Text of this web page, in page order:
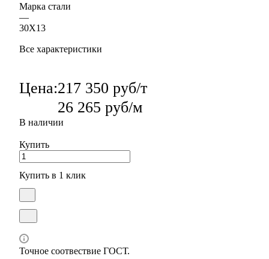
Марка стали
—
30Х13
Все характеристики
Цена:217 350 руб/т
26 265 руб/м
В наличии
Купить
Купить в 1 клик
Точное соотвествие ГОСТ.